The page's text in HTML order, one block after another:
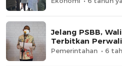
Jelang PSBB,
Terbitkan Perwali
Pemerintahan 6